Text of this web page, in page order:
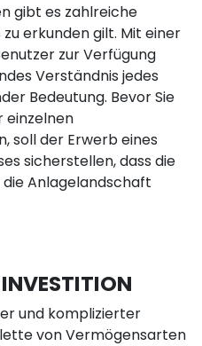
gibt es zahlreiche
erkunden gilt. Mit einer
zur Verfügung
Verständnis jedes
Bedeutung. Bevor Sie
einzelnen
soll der Erwerb eines
sicherstellen, dass die
Anlagelandschaft
und komplizierter
von Vermögensarten